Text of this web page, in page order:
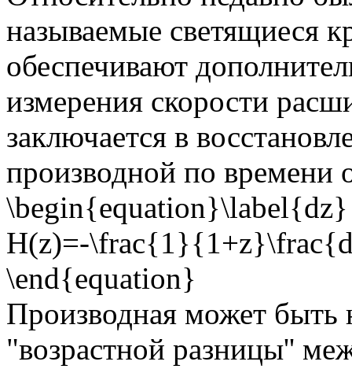
называемые светящиеся
обеспечивают
измерения скорости
заключается в
производной по времени
\begin{equation}\label{dz}
H(z)=-
\end{equation}
Производная может быть
"возрастной разницы''